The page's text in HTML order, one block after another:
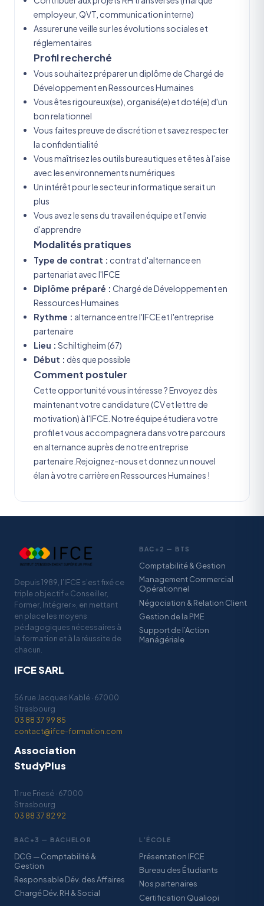
employeur, QVT, communication interne)
Assurer une veille sur les évolutions sociales et
réglementaires
Profil recherché
Vous souhaitez préparer un diplôme de Chargé de
Développement en Ressources Humaines
Vous êtes rigoureux(se), organisé(e) et doté(e) d'un
bon relationnel
Vous faites preuve de discrétion et savez respecter
la confidentialité
Vous maîtrisez les outils bureautiques et êtes à l'aise
avec les environnements numériques
Un intérêt pour le secteur informatique serait un
plus
Vous avez le sens du travail en équipe et l'envie
d'apprendre
Modalités pratiques
Type de contrat : contrat d'alternance en
partenariat avec l'IFCE
Diplôme préparé : Chargé de Développement en
Ressources Humaines
Rythme : alternance entre l'IFCE et l'entreprise
partenaire
Lieu : Schiltigheim (67)
Début : dès que possible
Comment postuler
Cette opportunité vous intéresse ? Envoyez dès
maintenant votre candidature (CV et lettre de
motivation) à l'IFCE. Notre équipe étudiera votre
profil et vous accompagnera dans votre parcours
en alternance auprès de notre entreprise
partenaire.Rejoignez-nous et donnez un nouvel
élan à votre carrière en Ressources Humaines !
Depuis 1989, l’IFCE s’est fixé ce
triple objectif « Conseiller,
Former, Intégrer », en mettant
en place les moyens
pédagogiques nécessaires à
la formation et à la réussite de
chacun.
IFCE SARL
56 rue Jacques Kablé · 67000
Strasbourg
03 88 37 99 85
contact@ifce-formation.com
Association
StudyPlus
11 rue Friesé · 67000
Strasbourg
03 88 37 82 92
BAC+2 — BTS
Comptabilité & Gestion
Management Commercial
Opérationnel
Négociation & Relation Client
Gestion de la PME
Support de l’Action
Manágériale
BAC+3 — BACHELOR
DCG — Comptabilité &
Gestion
Responsable Dév. des Affaires
Chargé Dév. RH & Social
L’ÉCOLE
Présentation IFCE
Bureau des Étudiants
Nos partenaires
Certification Qualiopi